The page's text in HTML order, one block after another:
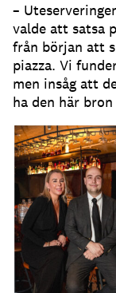
–
valde att satsa
från början att
piazza. Vi
men insåg att
ha den här